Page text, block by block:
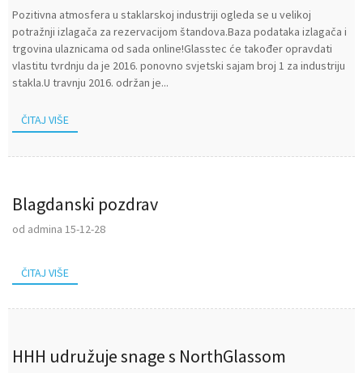
Pozitivna atmosfera u staklarskoj industriji ogleda se u velikoj
potražnji izlagača za rezervacijom štandova.Baza podataka izlagača i
trgovina ulaznicama od sada online!Glasstec će također opravdati
vlastitu tvrdnju da je 2016. ponovno svjetski sajam broj 1 za industriju
stakla.U travnju 2016. održan je...
ČITAJ VIŠE
Blagdanski pozdrav
od admina 15-12-28
ČITAJ VIŠE
HHH udružuje snage s NorthGlassom